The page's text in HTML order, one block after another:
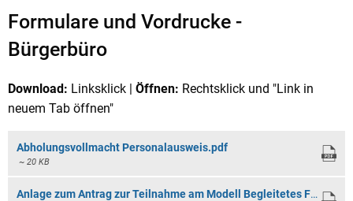
Bürgerbüro
Formulare und Vordrucke -
Bürgerbüro
Download: Linksklick | Öffnen: Rechtsklick und "Link in
neuem Tab öffnen"
Abholungsvollmacht Personalausweis.pdf
~ 20 KB
Anlage zum Antrag zur Teilnahme am Modell Begleitetes Fahren ab 17.pdf